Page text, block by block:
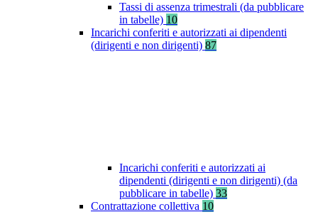
Tassi di assenza trimestrali (da pubblicare
in tabelle) 10
Incarichi conferiti e autorizzati ai dipendenti
(dirigenti e non dirigenti) 87
Incarichi conferiti e autorizzati ai
dipendenti (dirigenti e non dirigenti) (da
pubblicare in tabelle) 33
Contrattazione collettiva 10